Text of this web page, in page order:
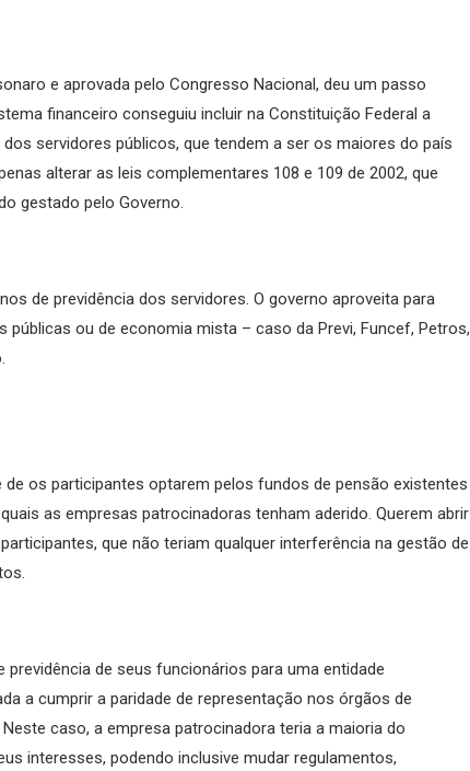
e aprovada pelo Congresso Nacional, deu um passo
financeiro conseguiu incluir na Constituição Federal a
servidores públicos, que tendem a ser os maiores do país
alterar as leis complementares 108 e 109 de 2002, que
gestado pelo Governo.
de previdência dos servidores. O governo aproveita para
ou de economia mista – caso da Previ, Funcef, Petros,
os participantes optarem pelos fundos de pensão existentes
as empresas patrocinadoras tenham aderido. Querem abrir
que não teriam qualquer interferência na gestão de
previdência de seus funcionários para uma entidade
a cumprir a paridade de representação nos órgãos de
caso, a empresa patrocinadora teria a maioria do
interesses, podendo inclusive mudar regulamentos,